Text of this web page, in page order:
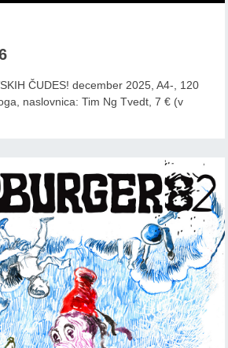
ČUDES! december 2025, A4-, 120
naslovnica: Tim Ng Tvedt, 7 € (v